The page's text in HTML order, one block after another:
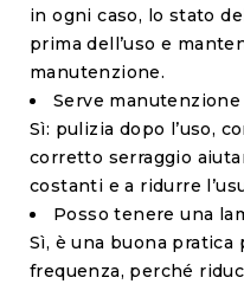
in ogni caso, lo stato
prima dell’uso e
manutenzione.
Serve
Sì: pulizia dopo l’uso,
corretto serraggio
costanti e a ridurre
Posso tenere una
Sì, è una buona pratica
frequenza, perché